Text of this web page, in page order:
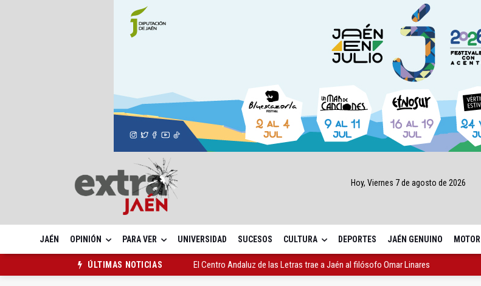
Hoy, Viernes 7 de agosto de 2026
JAÉN OPINIÓN PARA VER UNIVERSIDAD SUCESOS CULTURA DEPORTES JAÉN GENUINO MOTOR
ÚLTIMAS NOTICIAS
El Centro Andaluz de las Letras trae a Jaén al filósofo Omar Linares